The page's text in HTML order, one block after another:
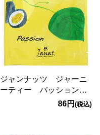
ジャンナッツ ジャーニ
ーティー パッション
86円 (税込)